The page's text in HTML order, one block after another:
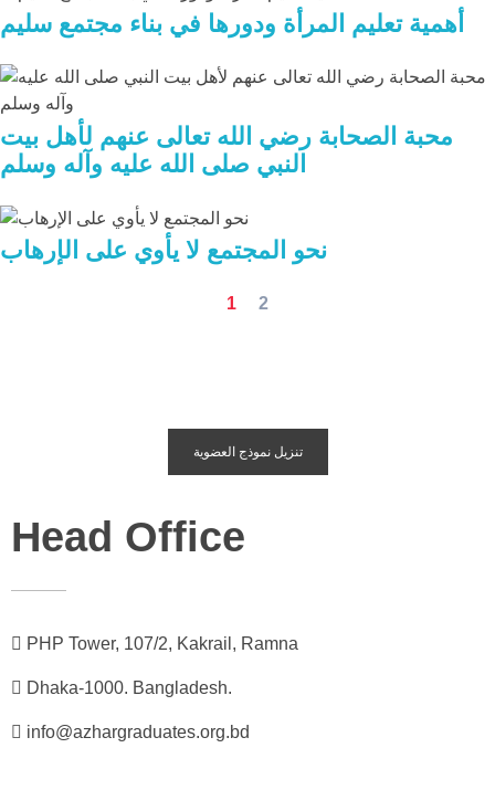
أهمية تعليم المرأة ودورها في بناء مجتمع سليم
محبة الصحابة رضي الله تعالى عنهم لأهل بيت
النبي صلى الله عليه وآله وسلم
نحو المجتمع لا يأوي على الإرهاب
1 2
تنزيل نموذج العضوية
Head Office
PHP Tower, 107/2, Kakrail, Ramna
Dhaka-1000. Bangladesh.
info@azhargraduates.org.bd